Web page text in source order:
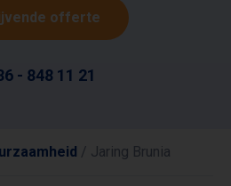
offerte
- 848 11 21
/ Jaring Brunia